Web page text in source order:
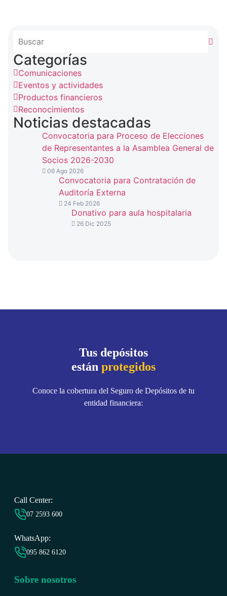
Categorías
Comunicaciones
Eventos y actividades
Productos financieros
Reconocimientos
Noticias destacadas
Convocatoria para Proceso de Elecciones
de Representantes a la Asamblea General de
Socios 2026-2030
06 Ago 2026
Convocatoria para Contratación de
Auditoría Externa
24 Feb 2026
Donativo para aula hospitalaria
26 Dic 2025
Tus depósitos
están protegidos
Conoce la cobertura del Seguro de Depósitos de tu
entidad financiera:
Call Center:
07 2593 600
WhatsApp:
095 862 6120
Sobre nosotros